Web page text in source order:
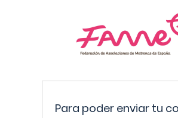
Para poder enviar tu